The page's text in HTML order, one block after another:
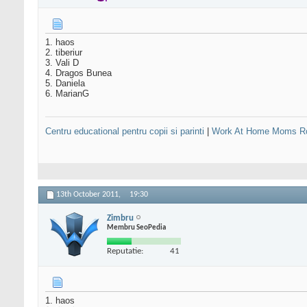
1. haos
2. tiberiur
3. Vali D
4. Dragos Bunea
5. Daniela
6. MarianG
Centru educational pentru copii si parinti Work At Home Moms
13th October 2011, 19:30
Zimbru
Membru SeoPedia
Reputatie: 41
1. haos